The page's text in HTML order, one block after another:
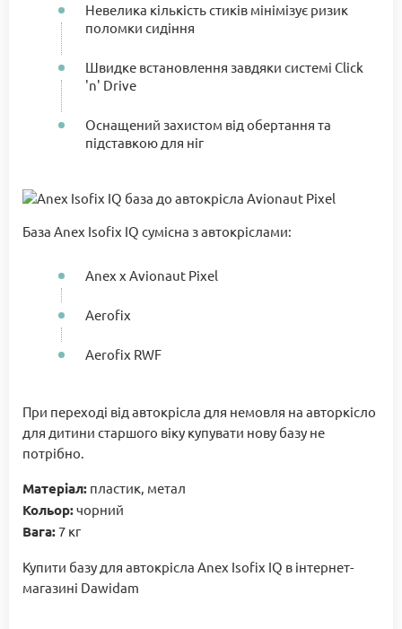
Невелика кількість стиків мінімізує ризик
поломки сидіння
Швидке встановлення завдяки системі Click
'n' Drive
Оснащений захистом від обертання та
підставкою для ніг
База Anex Isofix IQ сумісна з автокріслами:
Anex x Avionaut Pixel
Aerofix
Aerofix RWF
При переході від автокрісла для немовля на авторкісло
для дитини старшого віку купувати нову базу не
потрібно.
Матеріал: пластик, метал
Кольор:чорний
Вага: 7 кг
Купити базу для автокрісла Anex Isofix IQ в інтернет-
магазині Dawidam